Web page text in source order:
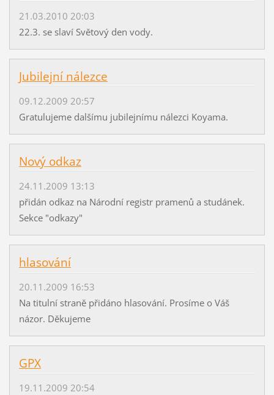
21.03.2010 20:03
22.3. se slaví Světový den vody.
Jubilejní nálezce
09.12.2009 20:57
Gratulujeme dalšímu jubilejnímu nálezci Koyama.
Nový odkaz
24.11.2009 13:13
přidán odkaz na Národní registr pramenů a studánek.
Sekce "odkazy"
hlasování
20.11.2009 16:53
Na titulní straně přidáno hlasování. Prosíme o Váš
názor. Děkujeme
GPX
19.11.2009 20:54